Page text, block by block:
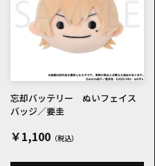
忘却バッテリー ぬいフェイス
バッジ／要圭
￥1,100